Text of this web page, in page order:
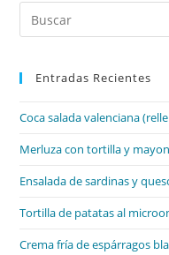
Entradas Recientes
Coca salada valenciana
Merluza con tortilla y
Ensalada de sardinas y
Tortilla de patatas al
Crema fría de espárragos